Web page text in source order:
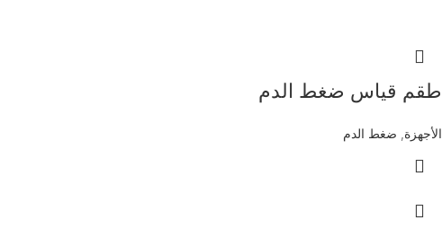
طقم قياس ضغط الدم
الأجهزة ضغط الدم